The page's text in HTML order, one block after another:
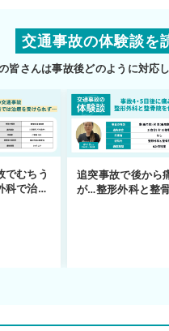
交通事故の体験談を
皆さんは事故後どのように対応
でむちう
科で治療
追突事故で後から
が…整形外科と整